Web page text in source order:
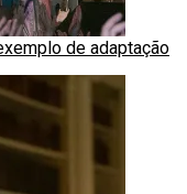
de adaptação